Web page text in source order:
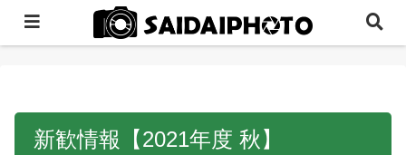
新歓情報【2021年度 秋】